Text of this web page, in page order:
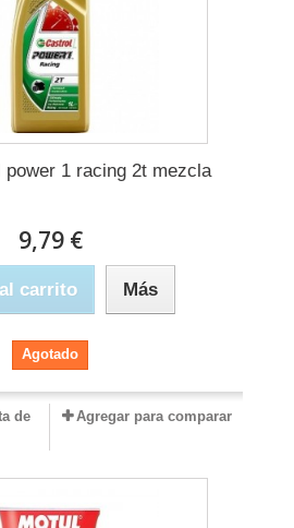
1 racing 2t mezcla
9,79 €
carrito Más
Agotado
de
Agregar para comparar